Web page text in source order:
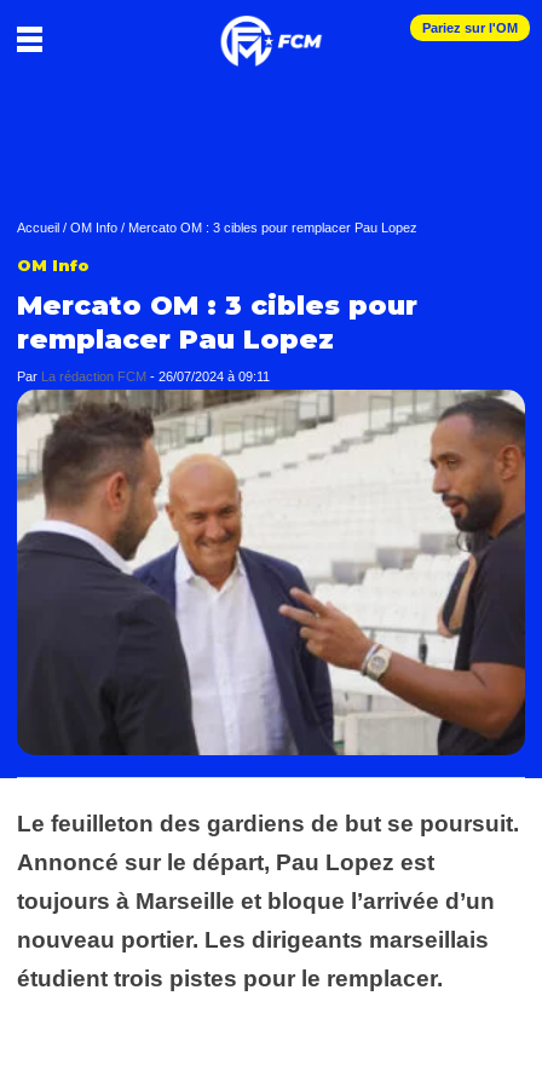
Pariez sur l'OM
Accueil / OM Info / Mercato OM : 3 cibles pour remplacer Pau Lopez
OM Info
Mercato OM : 3 cibles pour
remplacer Pau Lopez
Par La rédaction FCM - 26/07/2024 à 09:11
Le feuilleton des gardiens de but se poursuit.
Annoncé sur le départ, Pau Lopez est
toujours à Marseille et bloque l’arrivée d’un
nouveau portier. Les dirigeants marseillais
étudient trois pistes pour le remplacer.